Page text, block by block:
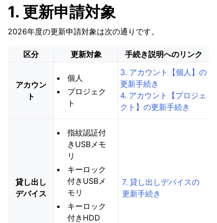
1. 更新申請対象
2026年度の更新申請対象は次の通りです。
区分 更新対象 手続き説明へのリンク
アカウン
ト
個人
プロジェク
ト
3. アカウント【個人】の
更新手続き
4. アカウント【プロジェ
クト】の更新手続き
貸し出し
デバイス
指紋認証付
きUSBメモ
リ
キーロック
付きUSBメ
モリ
キーロック
付きHDD
7. 貸し出しデバイスの
更新手続き